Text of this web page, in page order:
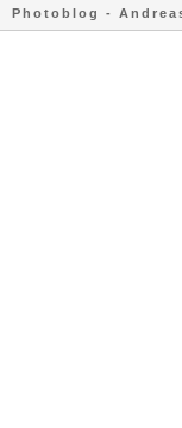
Photoblog -